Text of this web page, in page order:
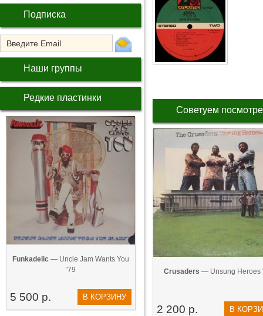
Подписка
Наши группы
Редкие пластинки
Funkadelic — Uncle Jam Wants You
'79
5 500 р. В КОРЗИНУ
Советуем
Crusaders — Unsung Heroes
2 200 р. В